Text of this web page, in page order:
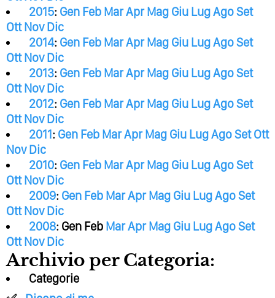
2015: Gen Feb MarApr Mag Giu LugAgoSet
Ott Nov Dic
2014: Gen Feb MarApr Mag Giu LugAgoSet
Ott Nov Dic
2013: Gen Feb MarApr Mag Giu LugAgoSet
Ott Nov Dic
2012: Gen Feb MarApr Mag Giu LugAgoSet
Ott Nov Dic
2011: Gen Feb MarApr Mag Giu LugAgoSet Ott
Nov Dic
2010: Gen Feb MarApr Mag Giu LugAgoSet
Ott Nov Dic
2009: Gen Feb MarApr Mag Giu LugAgoSet
Ott Nov Dic
2008: Gen Feb MarApr Mag Giu LugAgoSet
Ott Nov Dic
Archivio per Categoria:
Categorie